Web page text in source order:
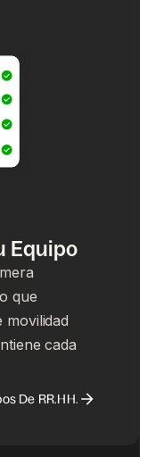
Equipo
que
movilidad
cada
De RR.HH.